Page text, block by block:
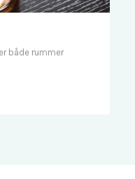
både rummer